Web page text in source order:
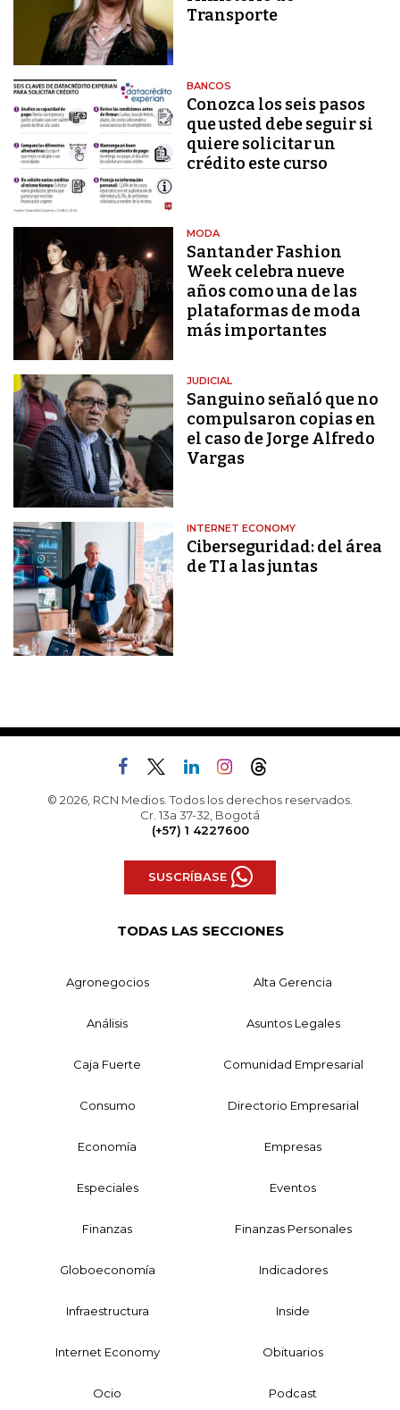
Transporte
BANCOS
Conozca los seis pasos
que usted debe seguir si
quiere solicitar un
crédito este curso
MODA
Santander Fashion
Week celebra nueve
años como una de las
plataformas de moda
más importantes
JUDICIAL
Sanguino señaló que no
compulsaron copias en
el caso de Jorge Alfredo
Vargas
INTERNET ECONOMY
Ciberseguridad: del área
de TI a las juntas
© 2026, RCN Medios. Todos los derechos reservados.
Cr. 13a 37-32, Bogotá
(+57) 1 4227600
SUSCRÍBASE
TODAS LAS SECCIONES
Agronegocios Alta Gerencia
Análisis Asuntos Legales
Caja Fuerte Comunidad Empresarial
Consumo Directorio Empresarial
Economía Empresas
Especiales Eventos
Finanzas Finanzas Personales
Globoeconomía Indicadores
Infraestructura Inside
Internet Economy Obituarios
Ocio Podcast